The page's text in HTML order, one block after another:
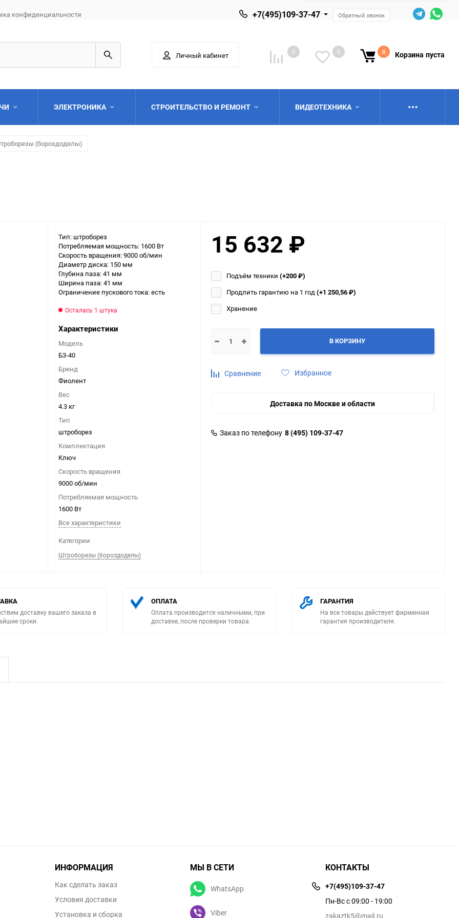
конфиденциальности +7(495)109-37-47 Обратный звонок
Личный кабинет 0 0 0 Корзина пуста
Выберите категорию
Выберите категорию
ЭЛЕКТРОНИКА СТРОИТЕЛЬСТВО И РЕМОНТ
Выберите категорию
ВИДЕОТЕХНИКА
(бороздоделы)
Тип: штроборез
Потребляемая мощность: 1600 Вт
Скорость вращения: 9000 об/мин
Диаметр диска: 150 мм
Глубина паза: 41 мм
Ширина паза: 41 мм
Ограничение пускового тока: есть
Осталась 1 штука
Характеристики
Модель
Б3-40
Бренд
Фиолент
Вес
4.3 кг
Тип
штроборез
Комплектация
Ключ
Скорость вращения
9000 об/мин
Потребляемая мощность
1600 Вт
Все характеристики
Категории
Штроборезы (бороздоделы)
15 632 ₽
Подъём техники (+200₽)
Продлить гарантию на 1 год(+1 250,56₽)
Хранение
В КОРЗИНУ
Сравнение Избранное
Доставка по Москве и области
Заказ по телефону 8 (495) 109-37-47
доставку вашего заказа в
сроки.
ОПЛАТА
Оплата производится наличными, при
доставке, после проверки товара.
ГАРАНТИЯ
На все товары действует фирменная
гарантия производителя.
ИНФОРМАЦИЯ
Как сделать заказ
Условия доставки
Установка и сборка
МЫ В СЕТИ
WhatsApp
Viber
КОНТАКТЫ
+7(495)109-37-47
Пн-Вс с 09:00 - 19:00
zakaztk5@mail.ru